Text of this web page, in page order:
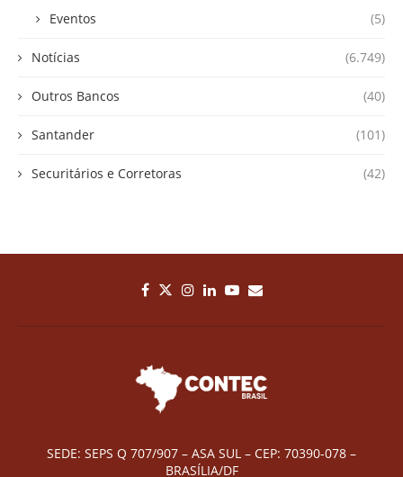
Eventos (5)
Notícias (6.749)
Outros Bancos (40)
Santander (101)
Securitários e Corretoras (42)
SEDE: SEPS Q 707/907 – ASA SUL – CEP: 70390-078 –
BRASÍLIA/DF